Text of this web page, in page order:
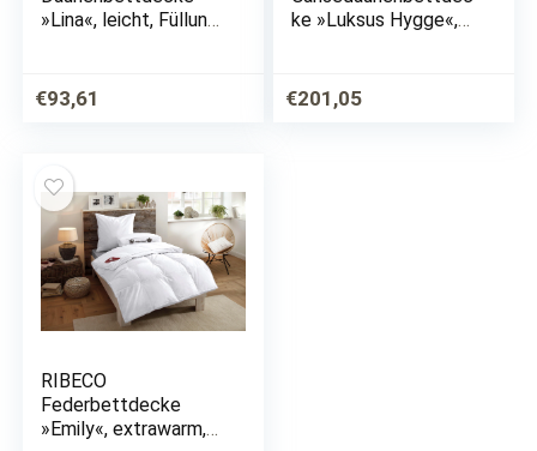
»Lina«, leicht, Füllung
Baumwolle, (1 St.),
Hochwertiges
€93,61
ke »Luksus Hygge«,
€201,05
RIBECO
Federbettdecke
»Emily«, extrawarm,